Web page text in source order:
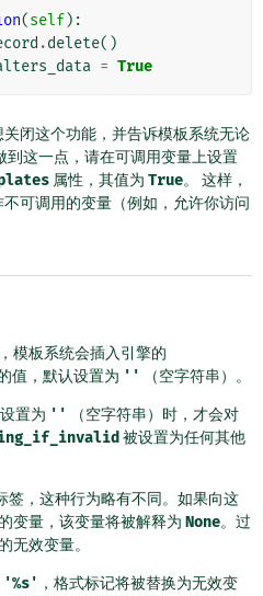
(self):
.delete()
= True
闭这个功能，并告诉模板系统无论
到这一点，请在可调用变量上设置
属性，其值为 True。 这样，
可调用的变量（例如，允许你访问
模板系统会插入引擎的
值，默认设置为 '' （空字符串）。
置为 ''
（空字符串）时，才会对
被设置为任何其他
签，这种行为略有不同。如果向这
变量，该变量将被解释为 None。过
无效变量。
'%s' ，格式标记将被替换为无效变